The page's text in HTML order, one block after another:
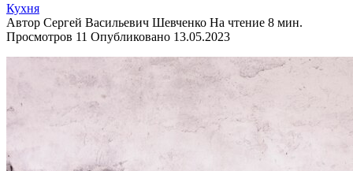
Кухня
Автор Сергей Васильевич Шевченко На чтение 8 мин.
Просмотров 11 Опубликовано 13.05.2023